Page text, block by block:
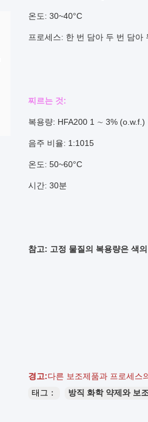
온도: 30~40°C
프로세스: 한 번 담아 두 번 담아
찌르는 것:
복용량: HFA200 1 ∼ 3% (o.w.f.)
음주 비율: 1:1015
온도: 50~60°C
시간: 30분
참고: 고정 물질의 복용량은 색
경고:다른 보조제품과 프로세스
태그：
방직 화학 약제와 보